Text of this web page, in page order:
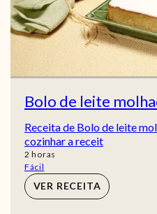
Bolo de leite
Receita de Bolo de leite
cozinhar a receit
2 horas
horas
Fácil
VER RECEITA